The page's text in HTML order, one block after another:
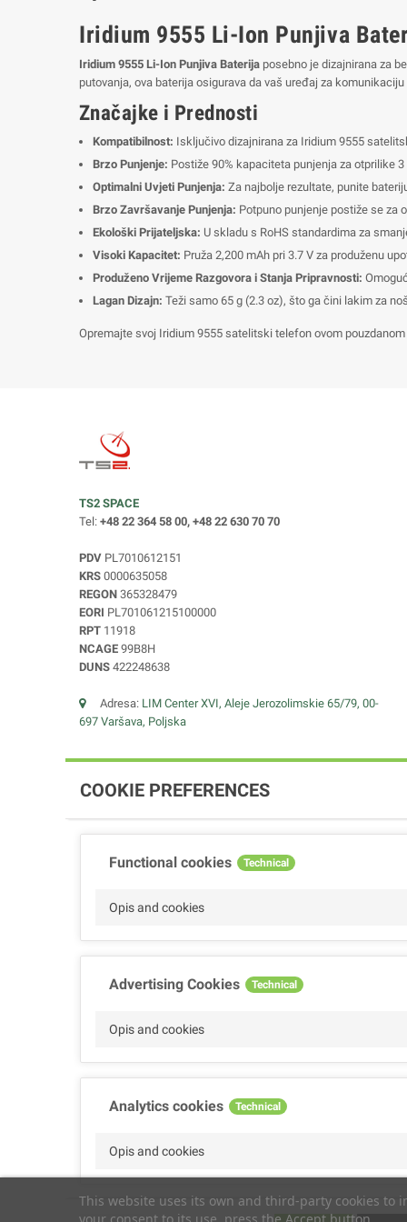
Iridium 9555 Li-Ion Punjiva
Iridium 9555 Li-Ion Punjiva Baterija posebno je dizajnirana za
putovanja, ova baterija osigurava da vaš uređaj za
Značajke i Prednosti
Kompatibilnost: Isključivo dizajnirana za Iridium 9555
Brzo Punjenje: Postiže 90% kapaciteta punjenja za otprilike
Optimalni Uvjeti Punjenja: Za najbolje rezultate, punite
Brzo Završavanje Punjenja: Potpuno punjenje postiže se za
Ekološki Prijateljska: U skladu s RoHS standardima za
Visoki Kapacitet: Pruža 2,200 mAh pri 3.7 V za produženu
Produženo Vrijeme Razgovora i Stanja Pripravnosti:
Lagan Dizajn: Teži samo 65 g (2.3 oz), što ga čini lakim za
Opremajte svoj Iridium 9555 satelitski telefon ovom
TS2 SPACE
Tel: +48 22 364 58 00, +48 22 630 70 70
PDV PL7010612151
KRS 0000635058
REGON 365328479
EORI PL701061215100000
RPT 11918
NCAGE 99B8H
DUNS 422248638
Adresa: LIM Center XVI, Aleje Jerozolimskie 65/79, 00-
697 Varšava, Poljska
This website uses its own and third-party cookies to
COOKIE PREFERENCES
Functional cookies Technical
Opis and cookies
Advertising Cookies Technical
Opis and cookies
Analytics cookies Technical
Opis and cookies